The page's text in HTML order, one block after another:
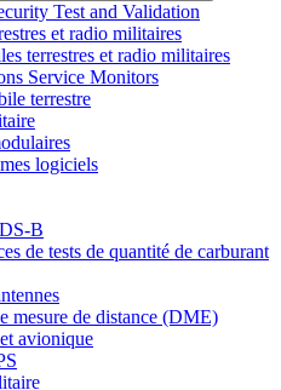
Test and Validation
et radio militaires
terrestres et radio militaires
Service Monitors
terrestre
logiciels
B
de tests de quantité de carburant
mesure de distance (DME)
avionique